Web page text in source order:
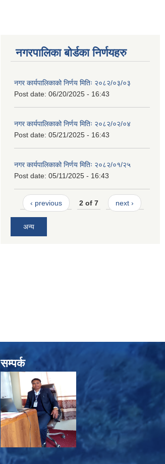
नगरपालिका बोर्डका निर्णयहरु
नगर कार्यपालिकाको निर्णय मितिः २०८२/०३/०३
Post date: 06/20/2025 - 16:43
नगर कार्यपालिकाको निर्णय मितिः २०८२/०२/०४
Post date: 05/21/2025 - 16:43
नगर कार्यपालिकाको निर्णय मितिः २०८२/०१/२५
Post date: 05/11/2025 - 16:43
‹ previous 2 of 7 next ›
अन्य
सम्पर्क